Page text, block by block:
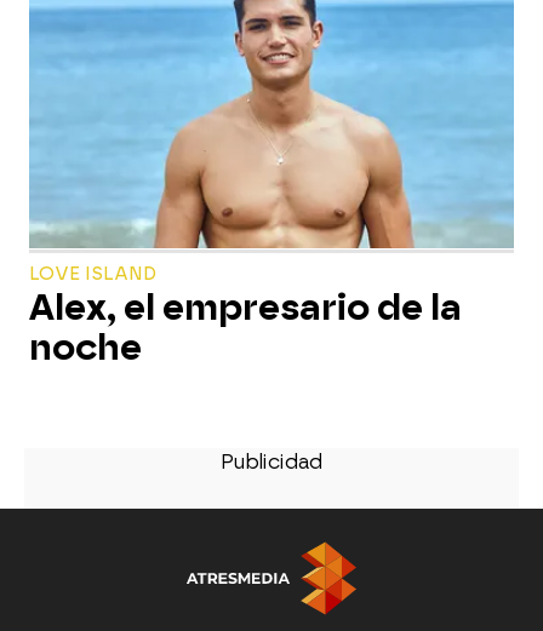
LOVE ISLAND
Alex, el empresario de la
noche